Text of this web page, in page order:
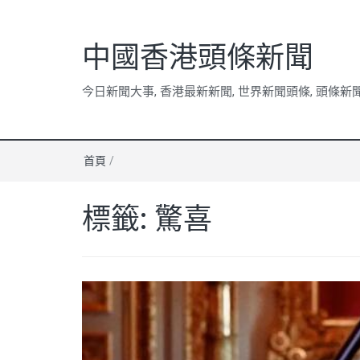
中國香港頭條新聞
今日新聞大事, 香港最新新聞, 世界新聞頭條, 頭條新
首頁 /
標籤: 驚喜